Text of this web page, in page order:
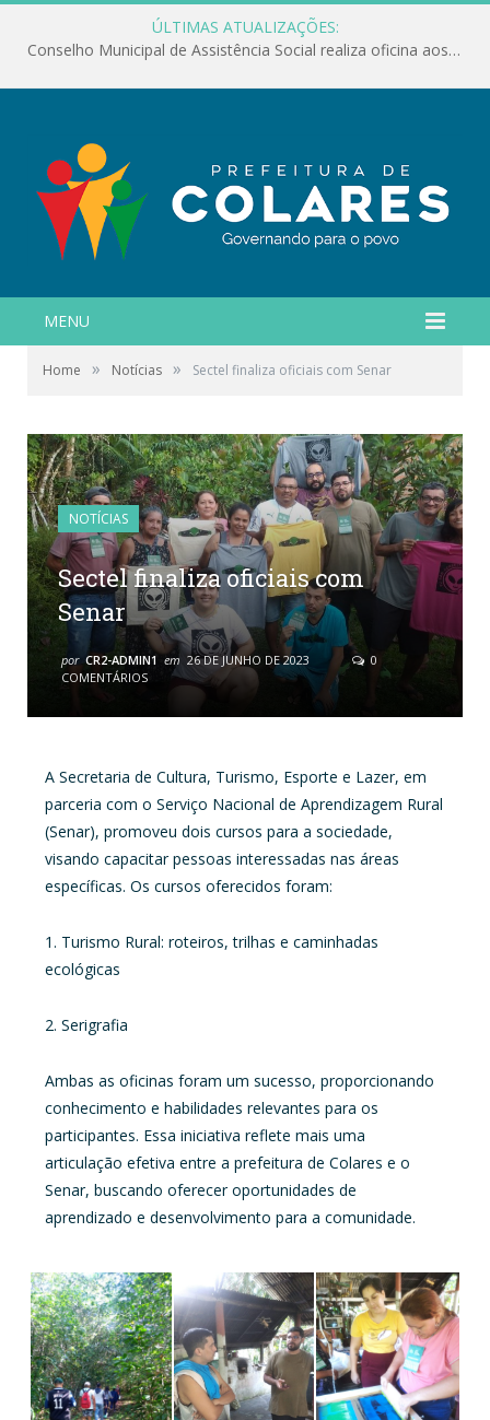
ÚLTIMAS ATUALIZAÇÕES:
Conselho Municipal de Assistência Social realiza oficina aos servidores
MENU
Home » Notícias » Sectel finaliza oficiais com Senar
NOTÍCIAS
Sectel finaliza oficiais com
Senar
por CR2-ADMIN1 em 26 DE JUNHO DE 2023
0
COMENTÁRIOS
A Secretaria de Cultura, Turismo, Esporte e Lazer, em
parceria com o Serviço Nacional de Aprendizagem Rural
(Senar), promoveu dois cursos para a sociedade,
visando capacitar pessoas interessadas nas áreas
específicas. Os cursos oferecidos foram:
1. Turismo Rural: roteiros, trilhas e caminhadas
ecológicas
2. Serigrafia
Ambas as oficinas foram um sucesso, proporcionando
conhecimento e habilidades relevantes para os
participantes. Essa iniciativa reflete mais uma
articulação efetiva entre a prefeitura de Colares e o
Senar, buscando oferecer oportunidades de
aprendizado e desenvolvimento para a comunidade.